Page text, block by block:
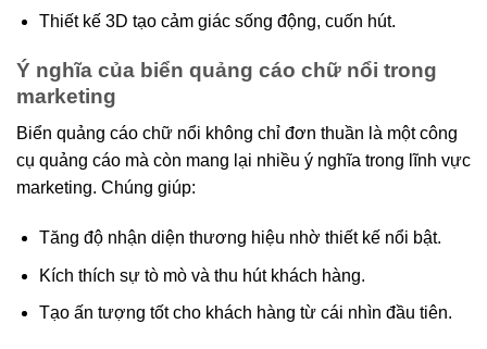
Thiết kế 3D tạo cảm giác sống động, cuốn hút.
Ý nghĩa của biển quảng cáo chữ nổi trong
marketing
Biển quảng cáo chữ nổi không chỉ đơn thuần là một công
cụ quảng cáo mà còn mang lại nhiều ý nghĩa trong lĩnh vực
marketing. Chúng giúp:
Tăng độ nhận diện thương hiệu nhờ thiết kế nổi bật.
Kích thích sự tò mò và thu hút khách hàng.
Tạo ấn tượng tốt cho khách hàng từ cái nhìn đầu tiên.